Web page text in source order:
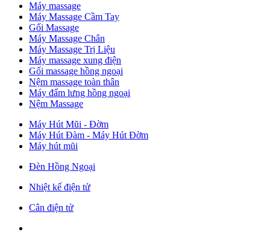
Máy massage
Máy Massage Cầm Tay
Gối Massage
Máy Massage Chân
Máy Massage Trị Liệu
Máy massage xung điện
Gối massage hồng ngoại
Nệm massage toàn thân
Máy đấm lưng hồng ngoại
Nệm Massage
Máy Hút Mũi - Đờm
Máy Hút Đàm - Máy Hút Đờm
Máy hút mũi
Đèn Hồng Ngoại
Nhiệt kế điện tử
Cân điện tử